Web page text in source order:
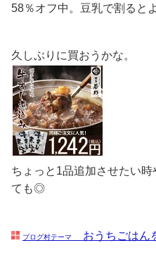
58％オフ中。豆乳で割ると
久しぶりに買おうかな。
ちょっと1品追加させたい
ても◎
ブログ村テーマ おうちごはん